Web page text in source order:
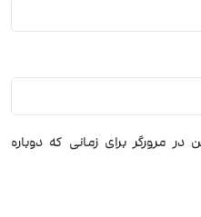
مرورگر برای زمانی که دوباره